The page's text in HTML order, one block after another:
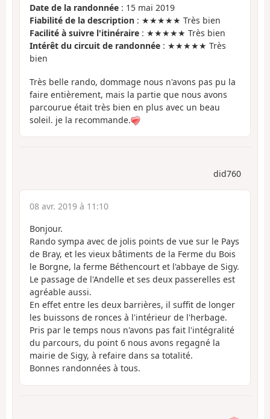
Date de la randonnée : 15 mai 2019
Fiabilité de la description : ★★★★★ Très bien
Facilité à suivre l'itinéraire : ★★★★★ Très bien
Intérêt du circuit de randonnée : ★★★★★ Très
bien
Très belle rando, dommage nous n'avons pas pu la
faire entièrement, mais la partie que nous avons
parcourue était très bien en plus avec un beau
soleil. je la recommande.
did760
08 avr. 2019 à 11:10
Bonjour.
Rando sympa avec de jolis points de vue sur le Pays
de Bray, et les vieux bâtiments de la Ferme du Bois
le Borgne, la ferme Béthencourt et l'abbaye de Sigy.
Le passage de l'Andelle et ses deux passerelles est
agréable aussi.
En effet entre les deux barrières, il suffit de longer
les buissons de ronces à l'intérieur de l'herbage.
Pris par le temps nous n'avons pas fait l'intégralité
du parcours, du point 6 nous avons regagné la
mairie de Sigy, à refaire dans sa totalité.
Bonnes randonnées à tous.